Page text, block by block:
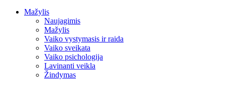
Mažylis
Naujagimis
Mažylis
Vaiko vystymasis ir raida
Vaiko sveikata
Vaiko psichologija
Lavinanti veikla
Žindymas